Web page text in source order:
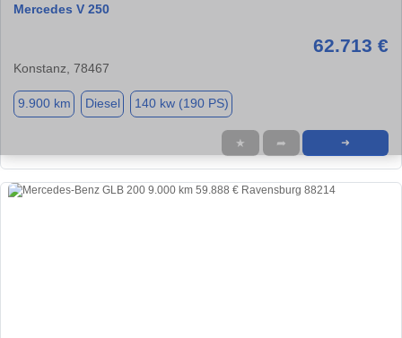
Mercedes V 250
62.713 €
Konstanz, 78467
9.900 km Diesel 140 kw (190 PS)
★ ➦ ➜